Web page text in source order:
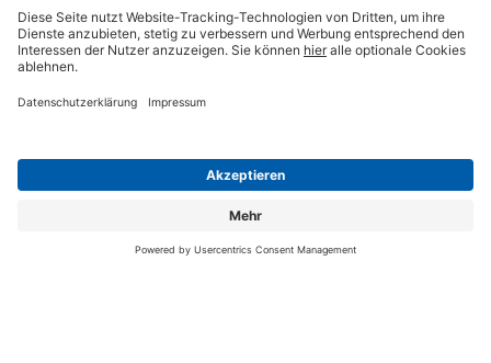
© 2025 La mer Cosmetics AG, Cuxhaven.
Impressum AGB
Datenschutz